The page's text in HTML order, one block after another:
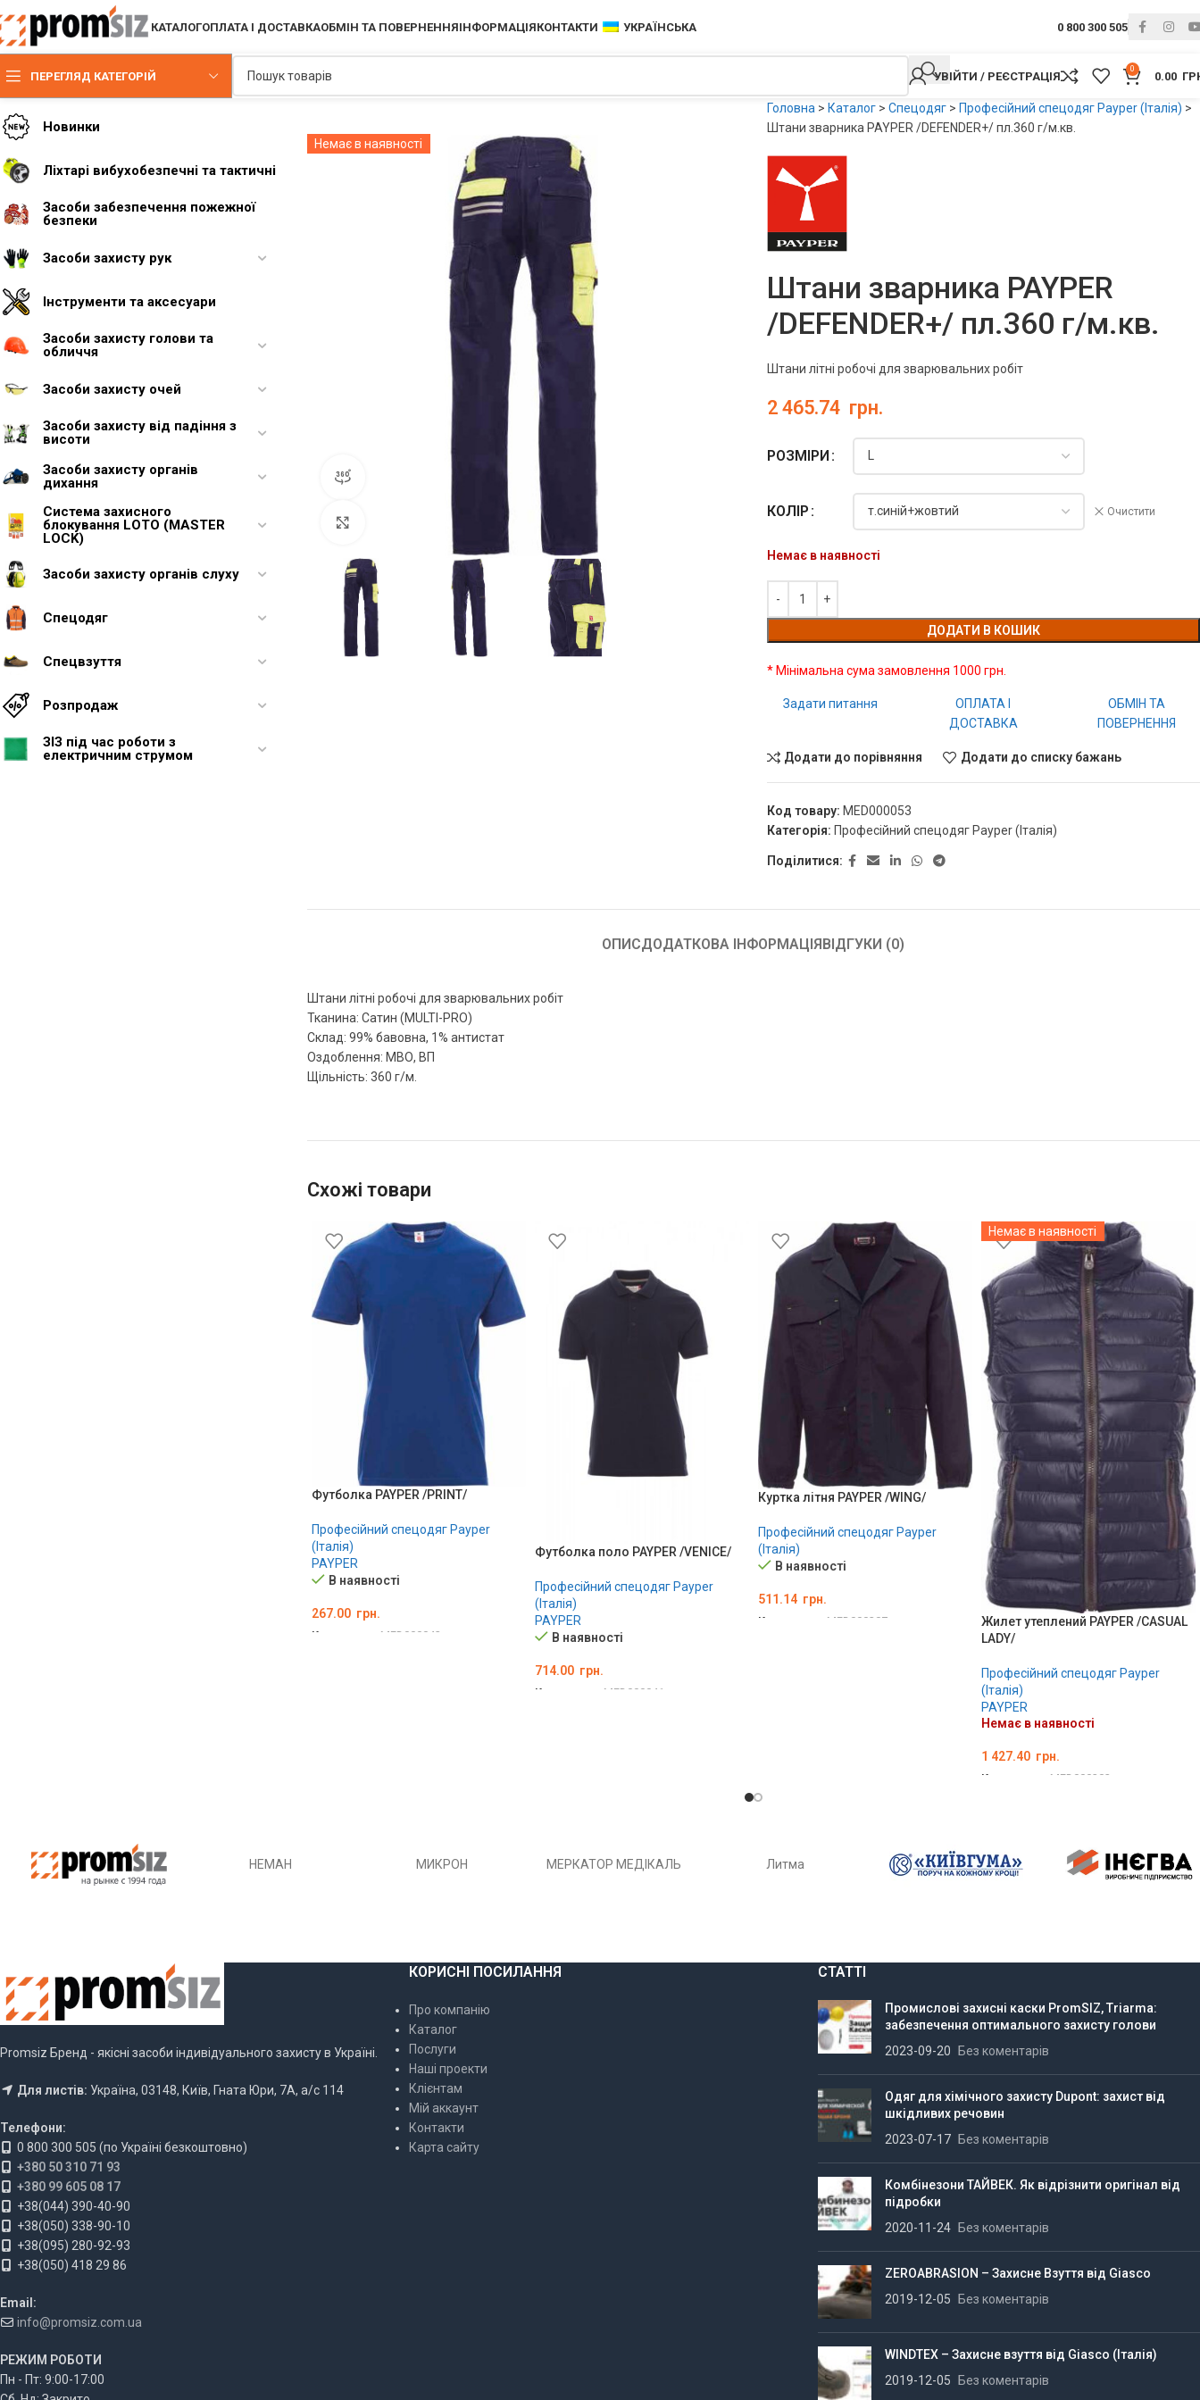
КАТАЛОГОПЛАТА І ДОСТАВКАОБМІН ТА ПОВЕРНЕННЯІНФОРМАЦІЯКОНТАКТИ УКРАЇНСЬКА 0 800 300 505
ПЕРЕГЛЯД КАТЕГОРІЙ УВІЙТИ / РЕЄСТРАЦІЯ
0
0.00
Новинки
Ліхтарі вибухобезпечні та тактичні
Засоби забезпечення пожежної
безпеки
Засоби захисту рук
Інструменти та аксесуари
Засоби захисту голови та
обличчя
Засоби захисту очей
Засоби захисту від падіння з
висоти
Засоби захисту органів
дихання
Система захисного
блокування LOTO (MASTER
LOCK)
Засоби захисту органів слуху
Спецодяг
Спецвзуття
Розпродаж
ЗІЗ під час роботи з
електричним струмом
Немає в наявності
Головна > Каталог> Спецодяг> Професійний спецодяг Payper (Італія) >
Штани зварника PAYPER /DEFENDER+/ пл.360 г/м.кв.
Штани зварника PAYPER
/DEFENDER+/ пл.360 г/м.кв.
Штани літні робочі для зварювальних робіт
2 465.74 грн.
РОЗМІРИ
КОЛІР Очистити
Немає в наявності
ДОДАТИ В КОШИК
* Мінімальна сума замовлення 1000 грн.
Задати питання
ОПЛАТА І
ДОСТАВКА
ОБМІН ТА
ПОВЕРНЕННЯ
Додати до порівняння Додати до списку бажань
Код товару: MED000053
Категорія: Професійний спецодяг Payper (Італія)
Поділитися:
ОПИСДОДАТКОВА ІНФОРМАЦІЯВІДГУКИ (0)
Штани літні робочі для зварювальних робіт
Тканина: Сатин (MULTI-PRO)
Склад: 99% бавовна, 1% антистат
Оздоблення: МВО, ВП
Щільність: 360 г/м.
Схожі товари
Футболка PAYPER /PRINT/
Професійний спецодяг Payper
(Італія)
PAYPER
В наявності
267.00 грн.
Код товару: MED000042
Футболка поло PAYPER /VENICE/
Професійний спецодяг Payper
(Італія)
PAYPER
В наявності
714.00 грн.
Код товару: MED000041
Куртка літня PAYPER /WING/
Професійний спецодяг Payper
(Італія)
В наявності
511.14 грн.
Код товару: MED000207
Немає в наявності
Жилет утеплений PAYPER /CASUAL
LADY/
Професійний спецодяг Payper
(Італія)
PAYPER
Немає в наявності
1 427.40 грн.
Код товару: MED000202
НЕМАН МИКРОН МЕРКАТОР МЕДІКАЛЬ Литма
Promsiz Бренд - якісні засоби індивідуального захисту в Україні.
Для листів: Україна, 03148, Київ, Гната Юри, 7А, а/с 114
Телефони:
0 800 300 505 (по Україні безкоштовно)
+380 50 310 71 93
+380 99 605 08 17
+38(044) 390-40-90
+38(050) 338-90-10
+38(095) 280-92-93
+38(050) 418 29 86
Email:
info@promsiz.com.ua
РЕЖИМ РОБОТИ
Пн - Пт: 9:00-17:00
КОРИСНІ ПОСИЛАННЯ
Про компанію
Каталог
Послуги
Наші проекти
Клієнтам
Мій аккаунт
Контакти
Карта сайту
СТАТТІ
Промислові захисні каски PromSIZ, Triarma:
забезпечення оптимального захисту голови
2023-09-20
Без коментарів
Одяг для хімічного захисту Dupont: захист від
шкідливих речовин
2023-07-17
Без коментарів
Комбінезони ТАЙВЕК. Як відрізнити оригінал від
підробки
2020-11-24
Без коментарів
ZEROABRASION – Захисне Взуття від Giasco
2019-12-05
Без коментарів
WINDTEX – Захисне взуття від Giasco (Італія)
2019-12-05
Без коментарів